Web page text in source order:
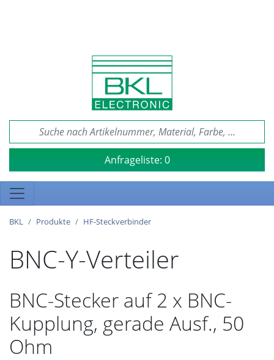
Anfrageliste: 0
BKL Produkte HF-Steckverbinder
BNC-Y-Verteiler
BNC-Stecker auf 2 x BNC-
Kupplung, gerade Ausf., 50
Ohm